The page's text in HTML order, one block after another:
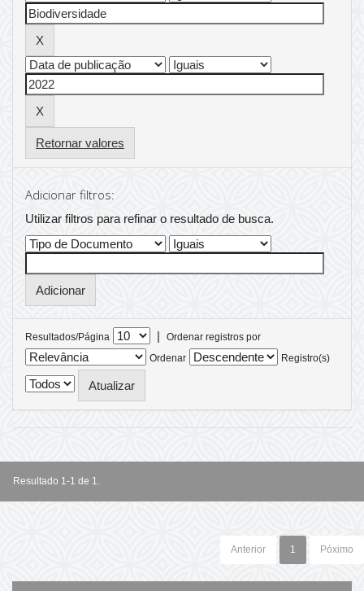
Retornar valores
Adicionar filtros:
Utilizar filtros para refinar o resultado de busca.
Resultados/Página |
Ordenar registros por
Ordenar
Registro(s)
Resultado 1-1 de 1.
Anterior 1 Póximo